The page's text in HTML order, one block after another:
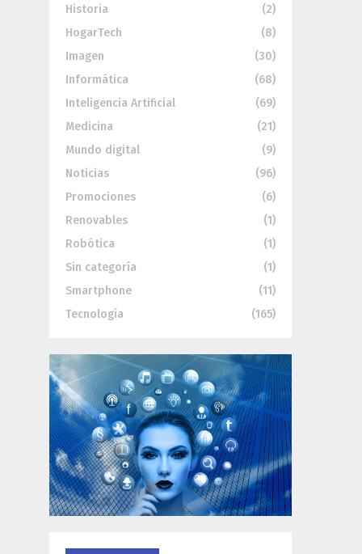
Historia
(2)
HogarTech
(8)
Imagen
(30)
Informática
(68)
Inteligencia Artificial
(69)
Medicina
(21)
Mundo digital
(9)
Noticias
(96)
Promociones
(6)
Renovables
(1)
Robótica
(1)
Sin categoría
(1)
Smartphone
(11)
Tecnología
(165)